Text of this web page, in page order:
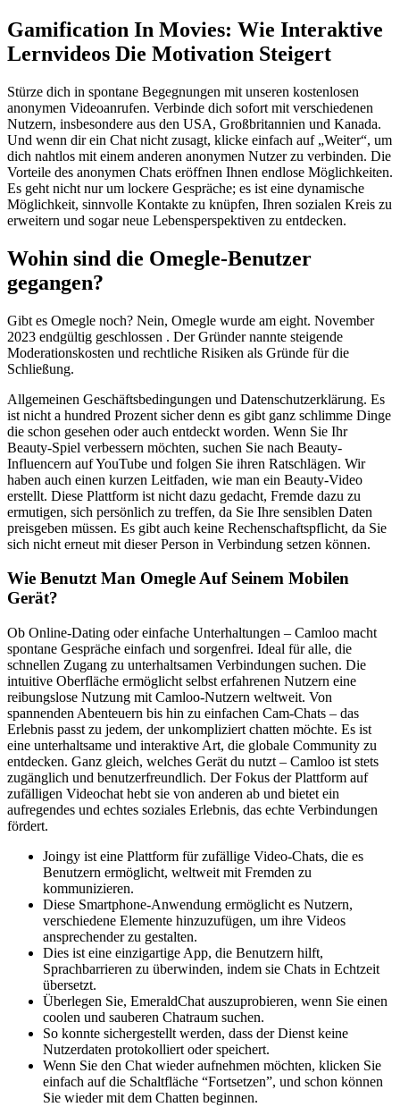
Gamification In Movies: Wie Interaktive
Lernvideos Die Motivation Steigert
Stürze dich in spontane Begegnungen mit unseren kostenlosen
anonymen Videoanrufen. Verbinde dich sofort mit verschiedenen
Nutzern, insbesondere aus den USA, Großbritannien und Kanada.
Und wenn dir ein Chat nicht zusagt, klicke einfach auf „Weiter“, um
dich nahtlos mit einem anderen anonymen Nutzer zu verbinden. Die
Vorteile des anonymen Chats eröffnen Ihnen endlose Möglichkeiten.
Es geht nicht nur um lockere Gespräche; es ist eine dynamische
Möglichkeit, sinnvolle Kontakte zu knüpfen, Ihren sozialen Kreis zu
erweitern und sogar neue Lebensperspektiven zu entdecken.
Wohin sind die Omegle-Benutzer
gegangen?
Gibt es Omegle noch? Nein, Omegle wurde am eight. November
2023 endgültig geschlossen . Der Gründer nannte steigende
Moderationskosten und rechtliche Risiken als Gründe für die
Schließung.
Allgemeinen Geschäftsbedingungen und Datenschutzerklärung. Es
ist nicht a hundred Prozent sicher denn es gibt ganz schlimme Dinge
die schon gesehen oder auch entdeckt worden. Wenn Sie Ihr
Beauty-Spiel verbessern möchten, suchen Sie nach Beauty-
Influencern auf YouTube und folgen Sie ihren Ratschlägen. Wir
haben auch einen kurzen Leitfaden, wie man ein Beauty-Video
erstellt. Diese Plattform ist nicht dazu gedacht, Fremde dazu zu
ermutigen, sich persönlich zu treffen, da Sie Ihre sensiblen Daten
preisgeben müssen. Es gibt auch keine Rechenschaftspflicht, da Sie
sich nicht erneut mit dieser Person in Verbindung setzen können.
Wie Benutzt Man Omegle Auf Seinem Mobilen
Gerät?
Ob Online-Dating oder einfache Unterhaltungen – Camloo macht
spontane Gespräche einfach und sorgenfrei. Ideal für alle, die
schnellen Zugang zu unterhaltsamen Verbindungen suchen. Die
intuitive Oberfläche ermöglicht selbst erfahrenen Nutzern eine
reibungslose Nutzung mit Camloo-Nutzern weltweit. Von
spannenden Abenteuern bis hin zu einfachen Cam-Chats – das
Erlebnis passt zu jedem, der unkompliziert chatten möchte. Es ist
eine unterhaltsame und interaktive Art, die globale Community zu
entdecken. Ganz gleich, welches Gerät du nutzt – Camloo ist stets
zugänglich und benutzerfreundlich. Der Fokus der Plattform auf
zufälligen Videochat hebt sie von anderen ab und bietet ein
aufregendes und echtes soziales Erlebnis, das echte Verbindungen
fördert.
Joingy ist eine Plattform für zufällige Video-Chats, die es
Benutzern ermöglicht, weltweit mit Fremden zu
kommunizieren.
Diese Smartphone-Anwendung ermöglicht es Nutzern,
verschiedene Elemente hinzuzufügen, um ihre Videos
ansprechender zu gestalten.
Dies ist eine einzigartige App, die Benutzern hilft,
Sprachbarrieren zu überwinden, indem sie Chats in Echtzeit
übersetzt.
Überlegen Sie, EmeraldChat auszuprobieren, wenn Sie einen
coolen und sauberen Chatraum suchen.
So konnte sichergestellt werden, dass der Dienst keine
Nutzerdaten protokolliert oder speichert.
Wenn Sie den Chat wieder aufnehmen möchten, klicken Sie
einfach auf die Schaltfläche “Fortsetzen”, und schon können
Sie wieder mit dem Chatten beginnen.